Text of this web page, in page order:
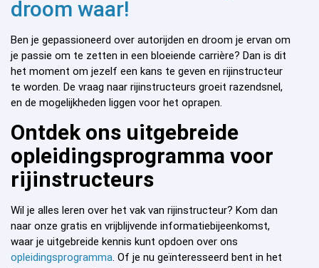
droom waar!
Ben je gepassioneerd over autorijden en droom je ervan om
je passie om te zetten in een bloeiende carrière? Dan is dit
het moment om jezelf een kans te geven en rijinstructeur
te worden. De vraag naar rijinstructeurs groeit razendsnel,
en de mogelijkheden liggen voor het oprapen.
Ontdek ons uitgebreide
opleidingsprogramma voor
rijinstructeurs
Wil je alles leren over het vak van rijinstructeur? Kom dan
naar onze gratis en vrijblijvende informatiebijeenkomst,
waar je uitgebreide kennis kunt opdoen over ons
opleidingsprogramma. Of je nu geïnteresseerd bent in het